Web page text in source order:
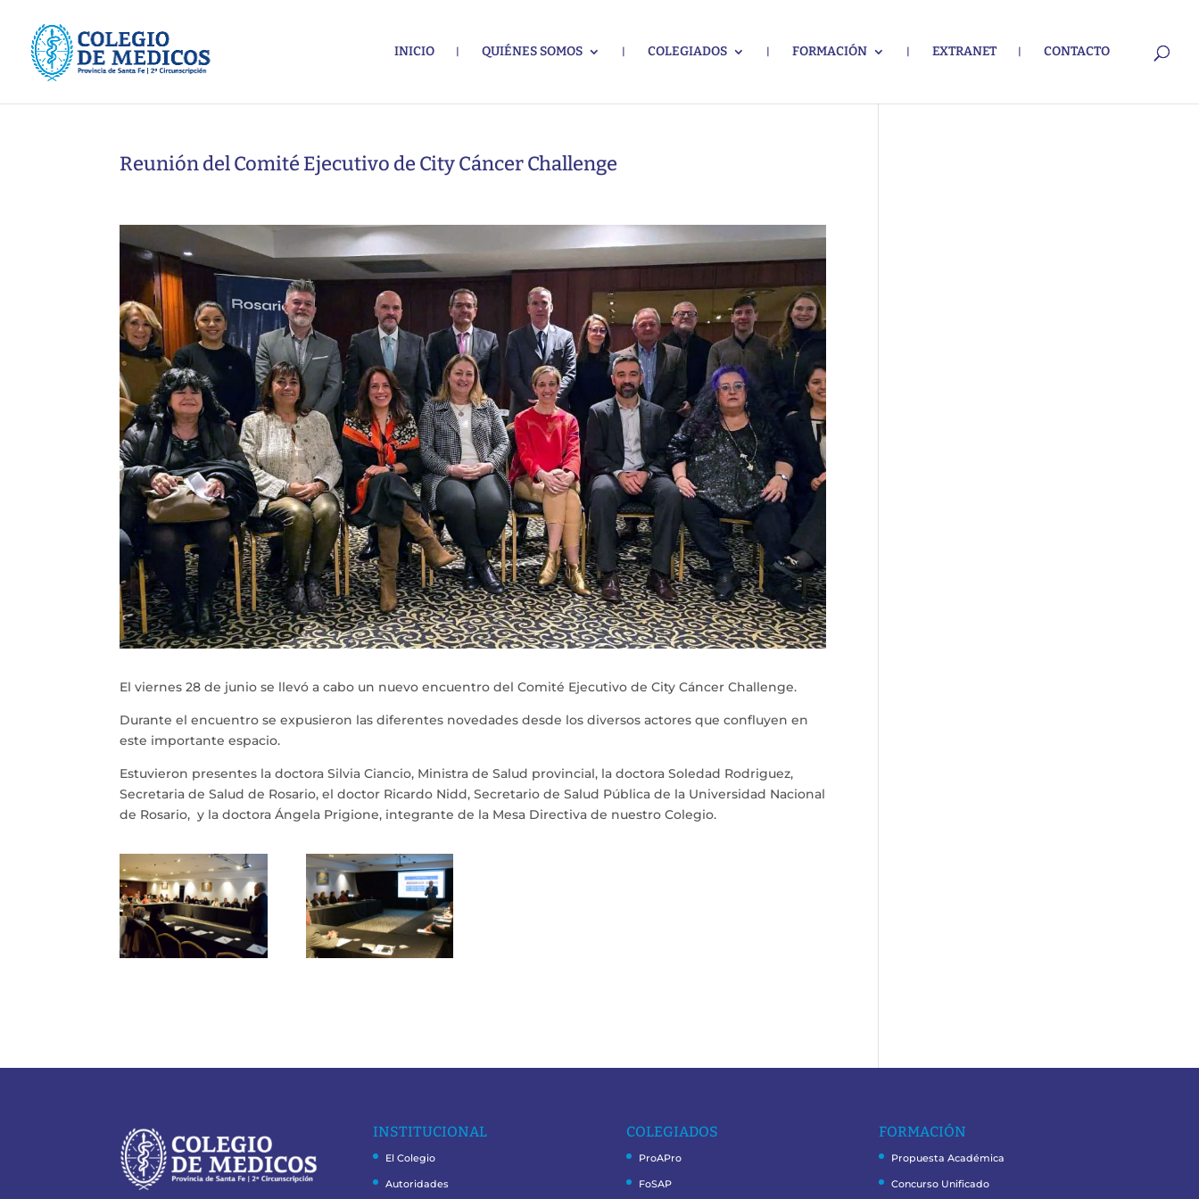
INICIO QUIÉNES SOMOS COLEGIADOS FORMACIÓN EXTRANET CONTACTO
Reunión del Comité Ejecutivo de City Cáncer Challenge
El viernes 28 de junio se llevó a cabo un nuevo encuentro del Comité Ejecutivo de City Cáncer Challenge.
Durante el encuentro se expusieron las diferentes novedades desde los diversos actores que confluyen en
este importante espacio.
Estuvieron presentes la doctora Silvia Ciancio, Ministra de Salud provincial, la doctora Soledad Rodriguez,
Secretaria de Salud de Rosario, el doctor Ricardo Nidd, Secretario de Salud Pública de la Universidad Nacional
de Rosario, y la doctora Ángela Prigione, integrante de la Mesa Directiva de nuestro Colegio.
INSTITUCIONAL
El Colegio
Autoridades
COLEGIADOS
ProAPro
FoSAP
FORMACIÓN
Propuesta Académica
Concurso Unificado